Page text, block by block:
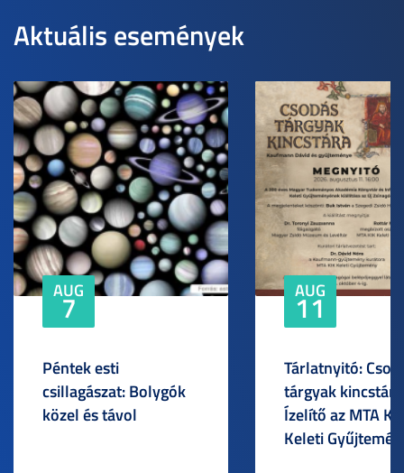
Aktuális események
AUG
7
Péntek esti
csillagászat: Bolygók
közel és távol
AUG
11
Tárlatnyitó:
tárgyak
Ízelítő az MTA
Keleti